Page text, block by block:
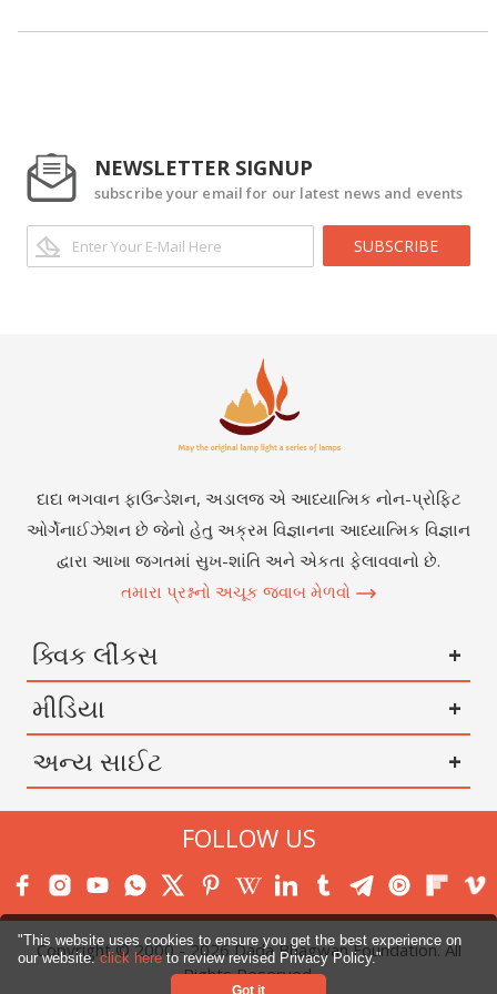
"This website uses cookies to ensure you get the best experience on
our website.click hereto review revised Privacy Policy."
Got it
NEWSLETTER SIGNUP
subscribe your email for our latest news and events
SUBSCRIBE
દાદા ભગવાન ફાઉન્ડેશન, અડાલજ એ આધ્યાત્મિક નોન-પ્રોફિટ
ઓર્ગેનાઈઝેશન છે જેનો હેતુ અક્રમ વિજ્ઞાનના આધ્યાત્મિક વિજ્ઞાન
દ્વારા આખા જગતમાં સુખ-શાંતિ અને એકતા ફેલાવવાનો છે.
તમારા પ્રશ્નનો અચૂક જવાબ મેળવો
ક્વિક લીંકસ
મીડિયા
અન્ય સાઈટ
FOLLOW US
Copyright © 2000 -2026Dada Bhagwan Foundation. All
Rights Reserved.